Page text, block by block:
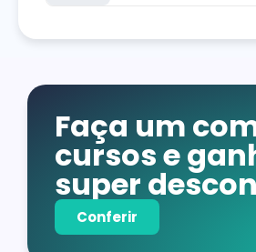
Faça um
cursos e
super
Conferir